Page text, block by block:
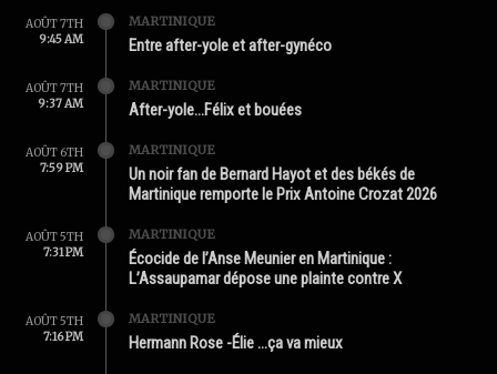
AOÛT 7TH
9:45 AM
MARTINIQUE
Entre after-yole et after-gynéco
AOÛT 7TH
9:37 AM
MARTINIQUE
After-yole…Félix et bouées
AOÛT 6TH
7:59 PM
MARTINIQUE
Un noir fan de Bernard Hayot et des békés de
Martinique remporte le Prix Antoine Crozat 2026
AOÛT 5TH
7:31 PM
MARTINIQUE
Écocide de l’Anse Meunier en Martinique :
L’Assaupamar dépose une plainte contre X
AOÛT 5TH
7:16 PM
MARTINIQUE
Hermann Rose -Élie …ça va mieux